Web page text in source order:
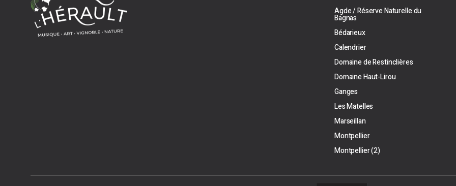
Agde / Réserve Naturelle du
Bagnas
Bédarieux
Calendrier
Domaine de Restinclières
Domaine Haut-Lirou
Ganges
Les Matelles
Marseillan
Montpellier
Montpellier (2)